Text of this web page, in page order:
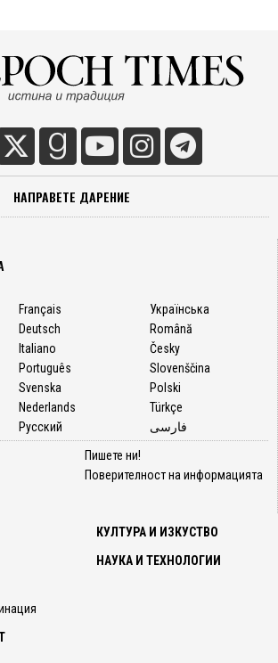
НАПРАВЕТЕ ДАРЕНИЕ
Français
Deutsch
Italiano
Português
Svenska
Nederlands
Русский
Українська
Română
Česky
Slovenščina
Polski
Türkçe
فارسی
Пишете ни!
Поверителност на информацията
КУЛТУРА И ИЗКУСТВО
НАУКА И ТЕХНОЛОГИИ